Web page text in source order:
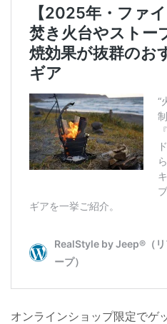
オンラインショップ限定でゲ